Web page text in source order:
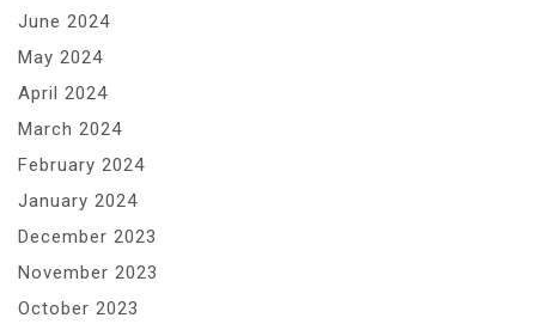
June 2024
May 2024
April 2024
March 2024
February 2024
January 2024
December 2023
November 2023
October 2023